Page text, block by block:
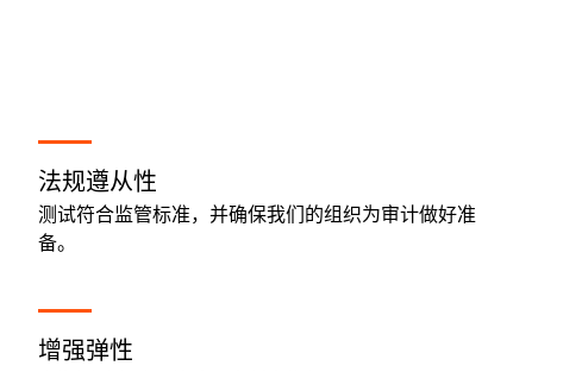
法规遵从性
测试符合监管标准，并确保我们的组织为审计做好准
备。
增强弹性